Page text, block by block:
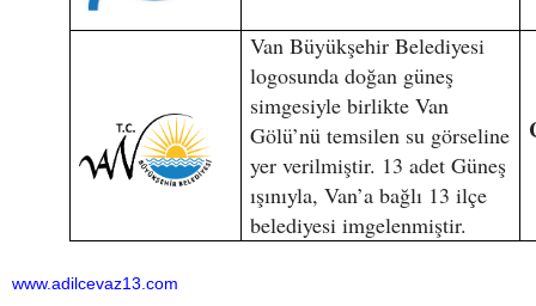
Van Büyükşehir Belediyesi
logosunda doğan güneş
simgesiyle birlikte Van
Gölü’nü temsilen su görseline
yer verilmiştir. 13 adet Güneş
ışınıyla, Van’a bağlı 13 ilçe
belediyesi imgelenmiştir.
www.adilcevaz13.com